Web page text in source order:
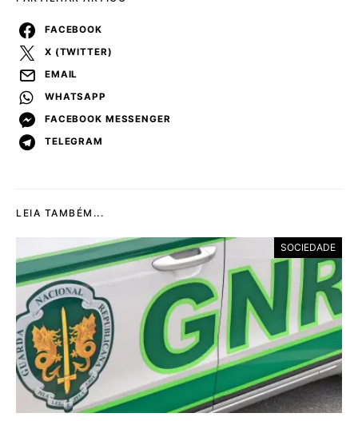
FACEBOOK
X (TWITTER)
EMAIL
WHATSAPP
FACEBOOK MESSENGER
TELEGRAM
LEIA TAMBÉM...
SOCIEDADE